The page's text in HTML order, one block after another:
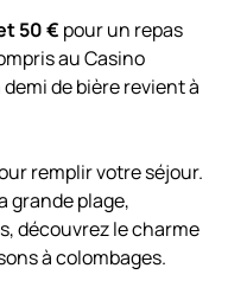
50 € pour un repas
au Casino
de bière revient à
remplir votre séjour.
grande plage,
découvrez le charme
à colombages.